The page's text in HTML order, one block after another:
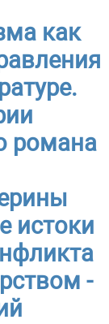
как
романа
истоки
-